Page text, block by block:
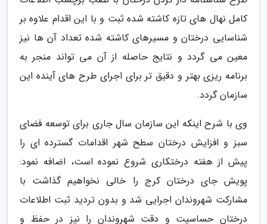
کامل نهال های تازه کاشته شده ثبت و با این اقدام علاوه بر
شناسایی درختان و مسیرهای کاشته شده تعداد آن ها نیز
معین می گردد و نتایج حاصله از آن می تواند منجر به
برنامه ریزی بهتر و دقیق تر برای اجرای طرح های آینده این
سازمان گردد.
وی با شرح اینکه این سازمان سال جاری برای توسعه فضای
سبز و افزایش درختان سطح شهر اقدامات گسترده ای را
پیش از هفته درختکاری شروع نموده است، اضافه نمود:
پویش جای درختان کرج را خالی نخواهیم گذاشت با
مشارکت شهروندان اجرایی شد و بدون تردید ثبت اطلاعات
درختان حساسیت و دقت شهروندان را نیز در حفظ و